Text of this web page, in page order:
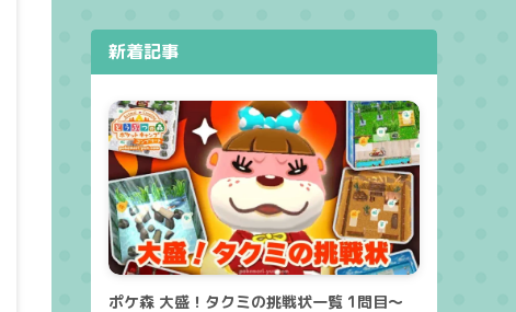
新着記事
ポケ森 大盛！タクミの挑戦状一覧 1問目～